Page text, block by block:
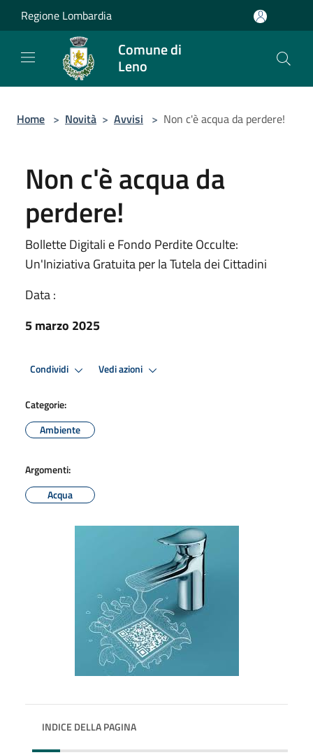
Salta al contenuto principale
Regione Lombardia
Comune di
Leno
Home > Novità > Avvisi > Non c'è acqua da perdere!
Non c'è acqua da
perdere!
Bollette Digitali e Fondo Perdite Occulte:
Un'Iniziativa Gratuita per la Tutela dei Cittadini
Data :
5 marzo 2025
Condividi Vedi azioni
Categorie:
Ambiente
Argomenti:
Acqua
INDICE DELLA PAGINA